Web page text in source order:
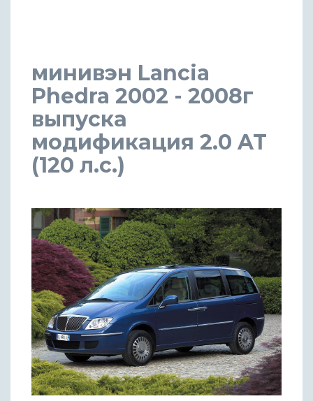
минивэн Lancia
Phedra 2002 - 2008г
выпуска
модификация 2.0 AT
(120 л.с.)